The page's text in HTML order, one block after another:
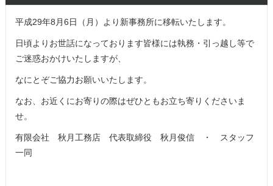
平成29年8月6日（月）より新事務所に移転いたします。
日頃よりお世話になっております皆様には執務・引っ越し等で
ご迷惑おかけいたしますが、
なにとぞご協力お願いいたします。
なお、お近くにお寄りの際はぜひともお立ち寄りくださいま
せ。
有限会社 秋月工務店 代表取締役 秋月俊信 ・ スタッフ
一同